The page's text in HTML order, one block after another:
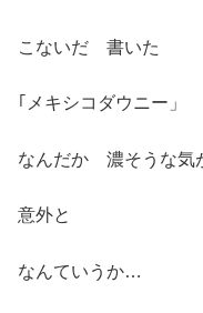
こないだ 書いた
｢メキシコダウニー」
なんだか 濃そうな気
意外と
なんていうか…